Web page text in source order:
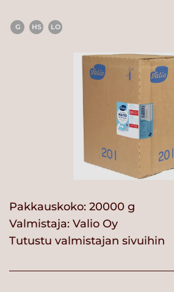
G HS LO
Pakkauskoko: 20000 g
Valmistaja: Valio Oy
Tutustu valmistajan sivuihin